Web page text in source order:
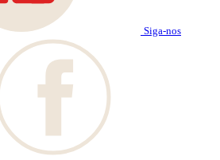
Siga-nos